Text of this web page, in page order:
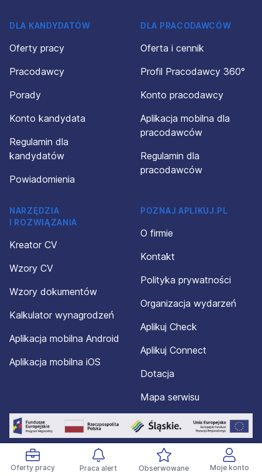
Oferty pracy Praca alert Obserwowane Moje konto
DLA KANDYDATÓW
Oferty pracy
Pracodawcy
Porady
Konto kandydata
Regulamin dla
kandydatów
Powiadomienia
DLA PRACODAWCÓW
Oferta i cennik
Profil Pracodawcy 360°
Konto pracodawcy
Aplikacja mobilna dla
pracodawców
Regulamin dla
pracodawców
NARZĘDZIA
I ROZWIĄZANIA
Kreator CV
Wzory CV
Wzory dokumentów
Kalkulator wynagrodzeń
Aplikacja mobilna Android
Aplikacja mobilna iOS
POZNAJ APLIKUJ.PL
O firmie
Kontakt
Polityka prywatności
Organizacja wydarzeń
Aplikuj Check
Aplikuj Connect
Dotacja
Mapa serwisu
© 2012-2026 Aplikuj.pl®. Wszelkie prawa zastrzeżone.